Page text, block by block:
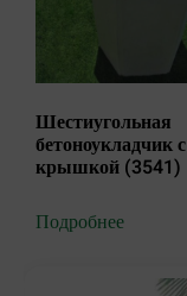
Шестиугольная
бетоноукладчик с
крышкой (3541)
Подробнее